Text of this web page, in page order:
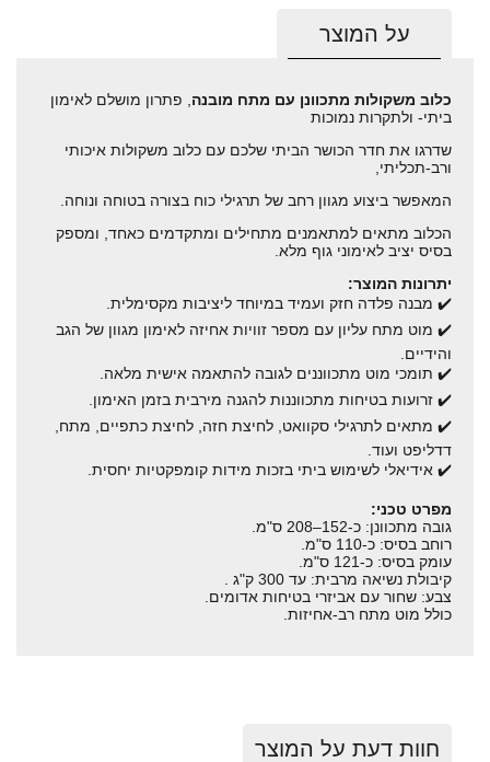
על המוצר
כלוב משקולות מתכוונן עם מתח מובנה , פתרון מושלם לאימון
ביתי- ולתקרות נמוכות
שדרגו את חדר הכושר הביתי שלכם עם כלוב משקולות איכותי
ורב-תכליתי,
המאפשר ביצוע מגוון רחב של תרגילי כוח בצורה בטוחה ונוחה.
הכלוב מתאים למתאמנים מתחילים ומתקדמים כאחד, ומספק
בסיס יציב לאימוני גוף מלא.
יתרונות המוצר:
✔️ מבנה פלדה חזק ועמיד במיוחד ליציבות מקסימלית.
✔️ מוט מתח עליון עם מספר זוויות אחיזה לאימון מגוון של הגב
והידיים.
✔️ תומכי מוט מתכווננים לגובה להתאמה אישית מלאה.
✔️ זרועות בטיחות מתכווננות להגנה מירבית בזמן האימון.
✔️ מתאים לתרגילי סקוואט, לחיצת חזה, לחיצת כתפיים, מתח,
דדליפט ועוד.
✔️ אידיאלי לשימוש ביתי בזכות מידות קומפקטיות יחסית.
מפרט טכני:
גובה מתכוונן: כ-152–208 ס"מ.
רוחב בסיס: כ-110 ס"מ.
עומק בסיס: כ-121 ס"מ.
קיבולת נשיאה מרבית: עד 300 ק"ג .
צבע: שחור עם אביזרי בטיחות אדומים.
כולל מוט מתח רב-אחיזות.
חוות דעת על המוצר